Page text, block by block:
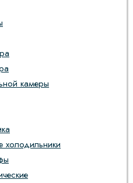
камеры
холодильники